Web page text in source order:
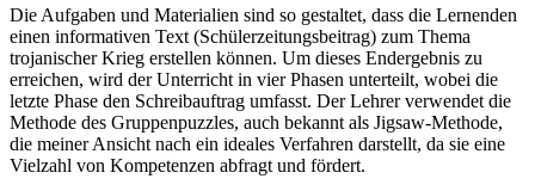
Die Aufgaben und Materialien sind so gestaltet, dass die Lernenden
einen informativen Text (Schülerzeitungsbeitrag) zum Thema
trojanischer Krieg erstellen können. Um dieses Endergebnis zu
erreichen, wird der Unterricht in vier Phasen unterteilt, wobei die
letzte Phase den Schreibauftrag umfasst. Der Lehrer verwendet die
Methode des Gruppenpuzzles, auch bekannt als Jigsaw-Methode,
die meiner Ansicht nach ein ideales Verfahren darstellt, da sie eine
Vielzahl von Kompetenzen abfragt und fördert.